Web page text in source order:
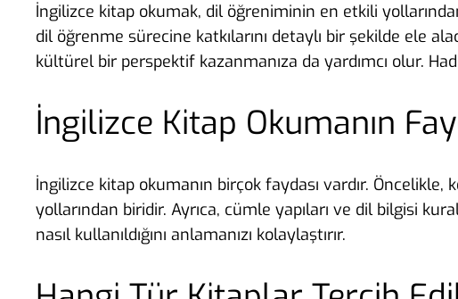
İngilizce kitap okumak, dil öğreniminin en etkili
dil öğrenme sürecine katkılarını detaylı bir şekilde ele
kültürel bir perspektif kazanmanıza da yardımcı olur.
İngilizce Kitap Okumanın
İngilizce kitap okumanın birçok faydası vardır.
yollarından biridir. Ayrıca, cümle yapıları ve dil bilgisi
nasıl kullanıldığını anlamanızı kolaylaştırır.